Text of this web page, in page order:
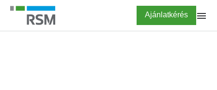
Ugrás
tartalomra
Highlighted
Ajánlatkérés